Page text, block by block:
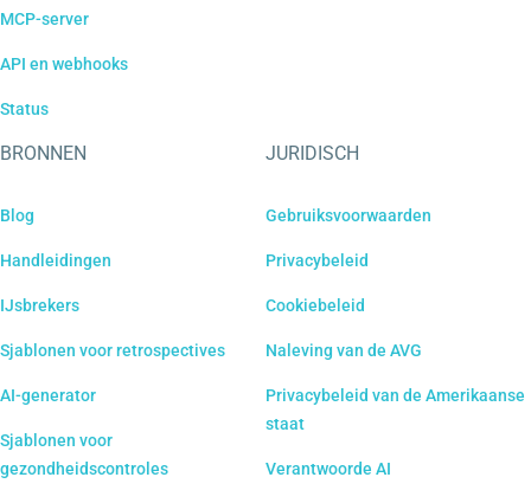
MCP-server
API en webhooks
Status
BRONNEN
Blog
Handleidingen
IJsbrekers
Sjablonen voor retrospectives
AI-generator
Sjablonen voor
gezondheidscontroles
JURIDISCH
Gebruiksvoorwaarden
Privacybeleid
Cookiebeleid
Naleving van de AVG
Privacybeleid van de Amerikaanse
staat
Verantwoorde AI